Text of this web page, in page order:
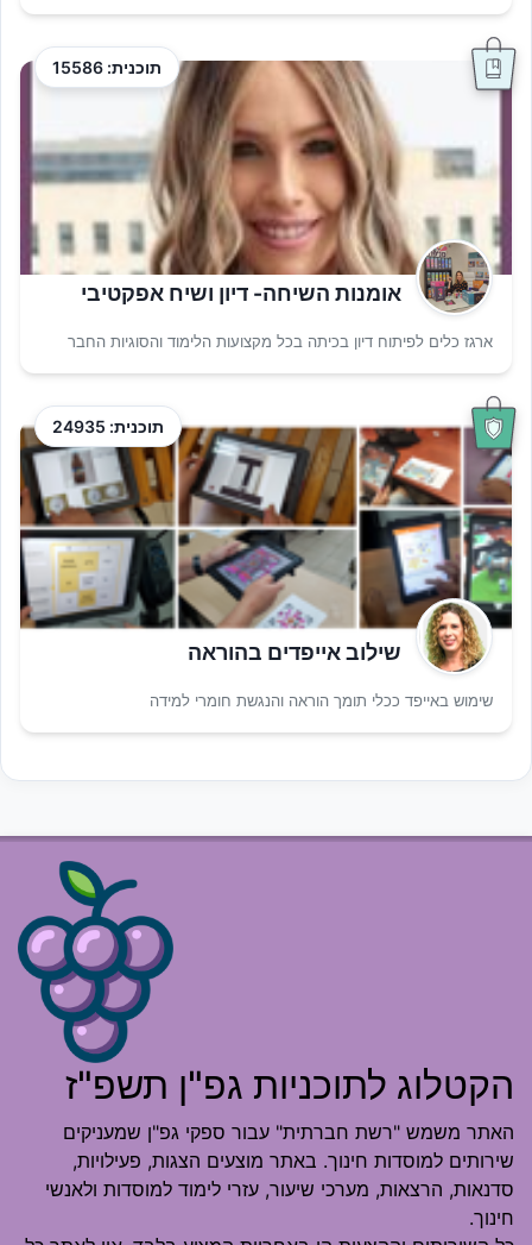
תוכנית: 15586
אומנות השיחה- דיון ושיח אפקטיבי
ארגז כלים לפיתוח דיון בכיתה בכל מקצועות הלימוד והסוגיות החבר
תוכנית: 24935
שילוב אייפדים בהוראה
שימוש באייפד ככלי תומך הוראה והנגשת חומרי למידה
הקטלוג לתוכניות גפ"ן תשפ"ז
האתר משמש "רשת חברתית" עבור ספקי גפ"ן שמעניקים
שירותים למוסדות חינוך. באתר מוצעים הצגות, פעילויות,
סדנאות, הרצאות, מערכי שיעור, עזרי לימוד למוסדות ולאנשי
חינוך.